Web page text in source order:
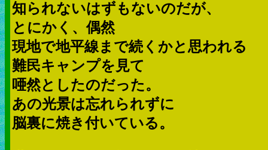
知られないはずもないのだが、
とにかく、偶然
現地で地平線まで続くかと思われる
難民キャンプを見て
唖然としたのだった。
あの光景は忘れられずに
脳裏に焼き付いている。